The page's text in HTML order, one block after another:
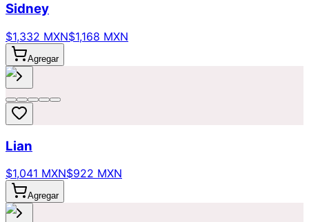
Sidney
$1,332 MXN$1,168 MXN
Agregar
Lian
$1,041 MXN$922 MXN
Agregar